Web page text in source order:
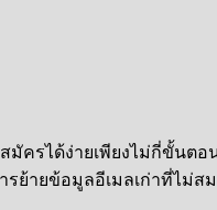
สมัครได้ง่ายเพียงไม่กี่ขั้น
รย้ายข้อมูลอีเมลเก่าที่ไม่